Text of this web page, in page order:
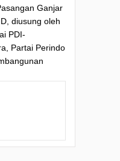
Ganjar
diusung oleh
PDI-
Partai Perindo